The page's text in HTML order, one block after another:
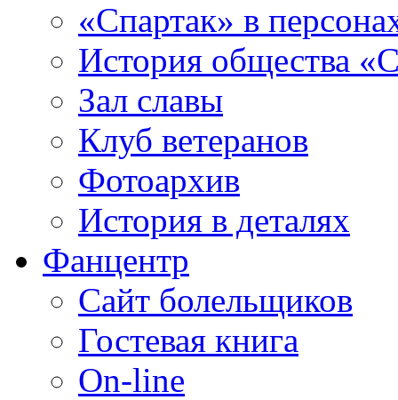
«Спартак» в
История общества
Зал славы
Клуб ветеранов
Фотоархив
История в деталях
Фанцентр
Сайт болельщиков
Гостевая книга
On-line